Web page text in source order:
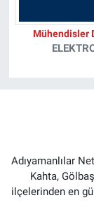
Mühendisler
Adıyamanlılar
Kahta,
ilçelerinden en